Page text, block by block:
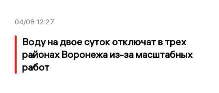
04/08 12:27
Воду на двое суток отключат в трех
районах Воронежа из-за масштабных
работ